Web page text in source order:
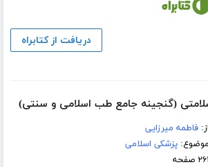
دریافت از کتابراه
(گنجینه جامع طب اسلامی و سنتی)
از:فاطمه میرزایی
موضوع:پزشکی اسلامی
۲۶۱ صفحه